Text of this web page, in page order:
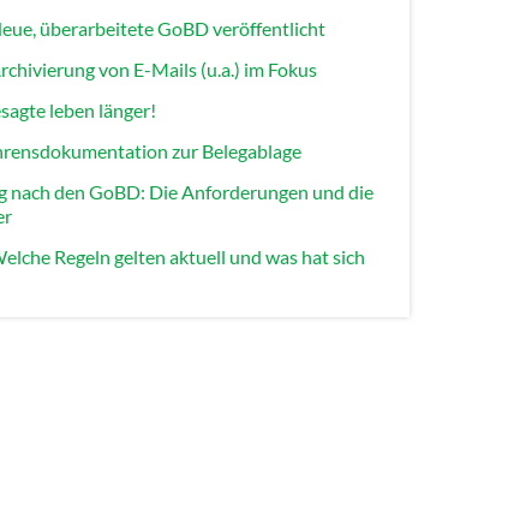
überarbeitete GoBD veröffentlicht
von E-Mails (u.a.) im Fokus
leben länger!
zur Belegablage
nach den GoBD: Die Anforderungen und die
Regeln gelten aktuell und was hat sich